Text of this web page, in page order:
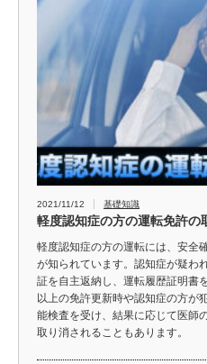
2021/11/12 基礎知識
軽度認知症の方の運転免許の
軽度認知症の方の運転には、安全
が知られています。認知症が疑わ
証を自主返納し、運転履歴証明書
以上の免許更新時や認知症の方が
能検査を受け、結果に応じて医師
取り消されることもあります。